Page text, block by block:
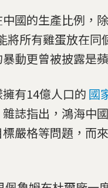
國的生產比例，
將所有雞蛋放在
動更曾被披露是
有14億人口的 國
誌指出，鴻海中
嚴格等問題，而